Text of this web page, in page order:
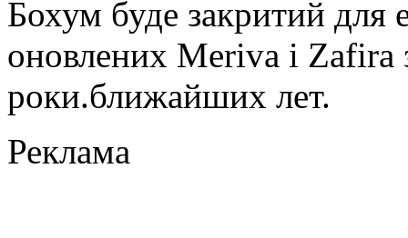
Бохум буде закритий для
оновлених Meriva і Zafira
роки.ближайших лет.
Реклама